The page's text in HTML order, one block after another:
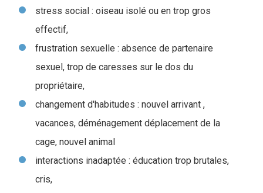
stress social : oiseau isolé ou en trop gros
effectif,
frustration sexuelle : absence de partenaire
sexuel, trop de caresses sur le dos du
propriétaire,
changement d'habitudes : nouvel arrivant ,
vacances, déménagement déplacement de la
cage, nouvel animal
interactions inadaptée : éducation trop brutales,
cris,